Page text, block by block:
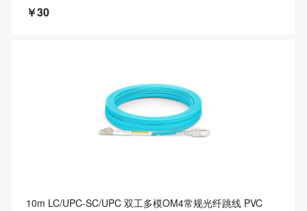
￥30
10m LC/UPC-SC/UPC 双工多模OM4常规光纤跳线 PVC